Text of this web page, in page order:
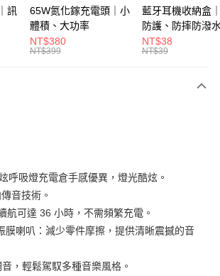
含以上)免運費
含以上)免運費
含以上)免運費
含以上)免運費
訊
65W氮化鎵充電頭｜小
體積、大功率
NT$380
NT$399
藍牙耳機收納盒
防護、防摔防潑
NT$38
NT$39
呼吸燈充電倉手感優異，燈光酷炫。
音技術。
航可達 36 小時，不需頻繁充電。
膜喇叭：減少零件摩擦，提供清晰震撼的音
，輕鬆駕馭多種音樂風格。